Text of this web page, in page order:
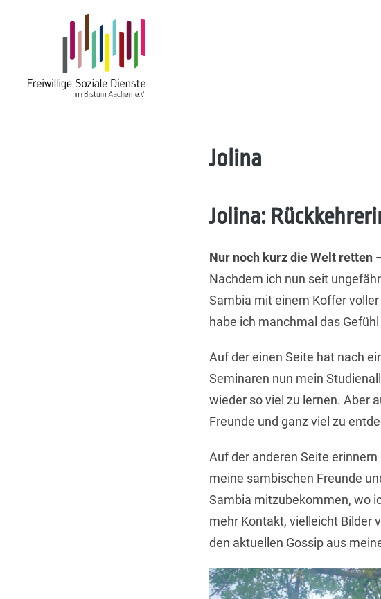
Jolina
Jolina:
Nur noch kurz die Welt retten
Nachdem ich nun seit
Sambia mit einem Koffer
habe ich manchmal das
Auf der einen Seite hat nach
Seminaren nun mein
wieder so viel zu lernen. Aber
Freunde und ganz viel zu
Auf der anderen Seite
meine sambischen Freunde
Sambia mitzubekommen, wo
mehr Kontakt, vielleicht Bilder
den aktuellen Gossip aus